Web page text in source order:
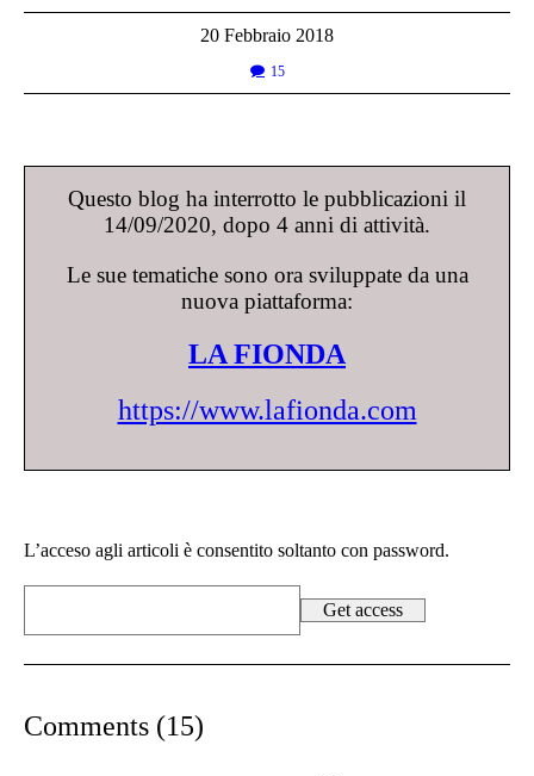
20 Febbraio 2018
15
Questo blog ha interrotto le pubblicazioni il
14/09/2020, dopo 4 anni di attività.
Le sue tematiche sono ora sviluppate da una
nuova piattaforma:
LA FIONDA
https://www.lafionda.com
L’acceso agli articoli è consentito soltanto con password.
Comments (15)